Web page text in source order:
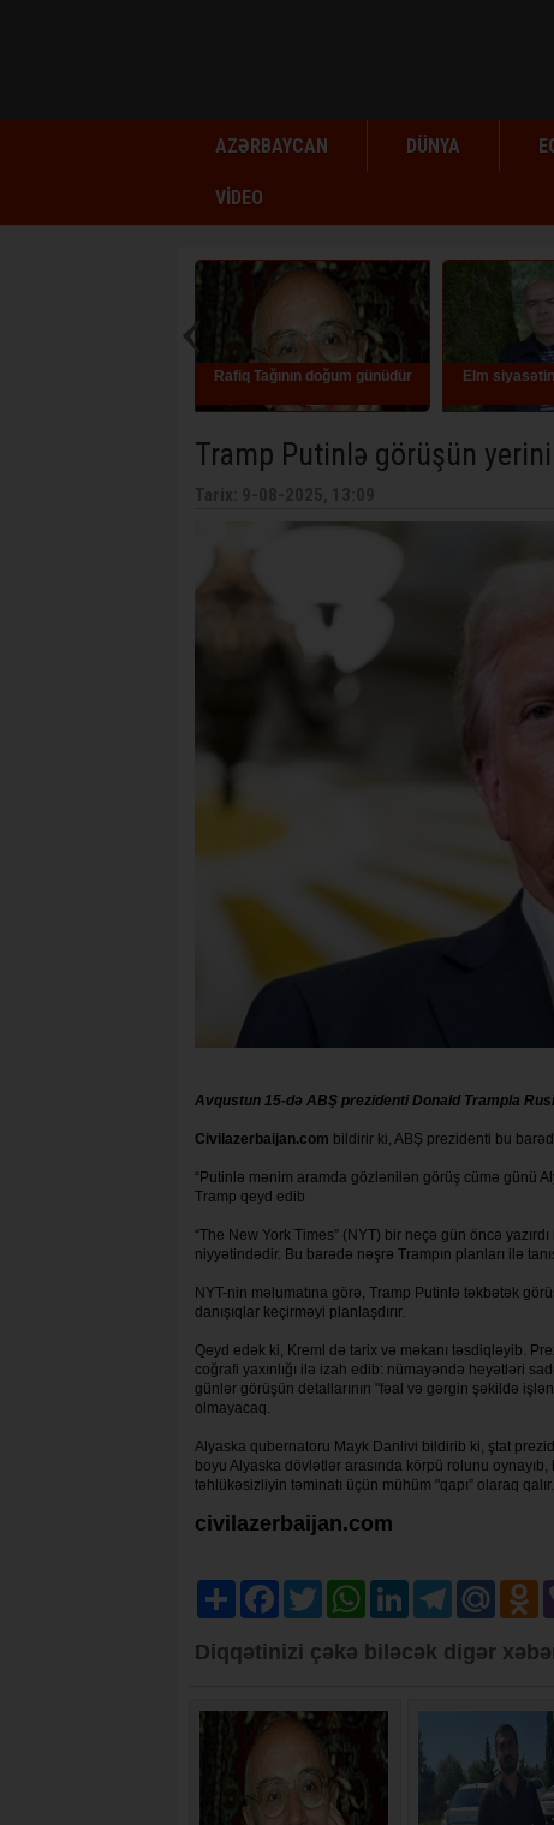
AZƏRBAYCAN DÜNYA
VİDEO
Rafiq Tağının doğum günüdür Elm siyasətinə zidd addımlar
Tramp Putinlə görüşün yerini
Avqustun 15-də ABŞ prezidenti Donald Trampla
Civilazerbaijan.com bildirir ki, ABŞ prezidenti bu
“Putinlə mənim aramda gözlənilən görüş cümə günü
Tramp qeyd edib
“The New York Times” (NYT) bir neçə gün öncə
niyyətindədir. Bu barədə nəşrə Trampın planları ilə
NYT-nin məlumatına görə, Tramp Putinlə təkbətək
danışıqlar keçirməyi planlaşdırır.
Qeyd edək ki, Kreml də tarix və məkanı təsdiqləyib.
coğrafi yaxınlığı ilə izah edib: nümayəndə heyətləri
günlər görüşün detallarının "fəal və gərgin şəkildə
olmayacaq.
Alyaska qubernatoru Mayk Danlivi bildirib ki, ştat
boyu Alyaska dövlətlər arasında körpü rolunu
təhlükəsizliyin təminatı üçün mühüm "qapı” olaraq qalır.
civilazerbaijan.com
Share FacebookTwitter WhatsAppLinkedInTelegramMail.Ru
Diqqətinizi çəkə biləcək digər